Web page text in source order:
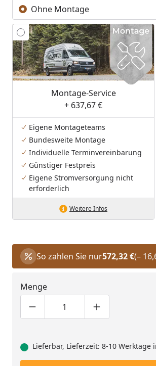
Bild anzeigen
Wunschliste hinzufügen
Ohne Montage
Montage-Service
+ 637,67 €
Eigene Montageteams
Bundesweite Montage
Individuelle Terminvereinbarung
Günstiger Festpreis
Eigene Stromversorgung nicht
erforderlich
Weitere Infos
So zahlen Sie nur572,32 €(–
Menge
Produktmenge um eins
Produktmenge manuell
Lieferbar, Lieferzeit: 8-10 Werktage